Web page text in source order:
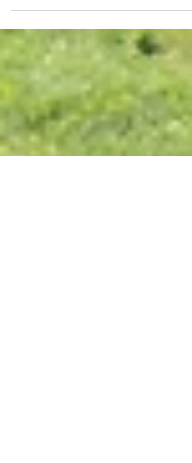
Покупката на имот с морска гледка е мечта за много
инвестиция. Българското Черноморие предлага
отлични възможности, особено в райони като
Балчик, където природата и спокойствието се
съчетават с добра инфраструктура. В тази статия ще
разгледаме най-важните фактори при избора на
такъв имот. 1. Локация – ключът към стойността Не
всеки имот „с морска гледка“ предлага еднакво
качество. Обърни внимание на: Реална, а не
гледка Раз